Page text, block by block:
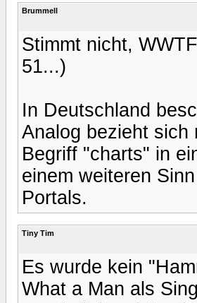
Brummell
Stimmt nicht,
51...)
In Deutschland
Analog bezieht sich
Begriff "charts" in
einem weiteren
Portals.
Tiny Tim
Es wurde kein
What a Man als